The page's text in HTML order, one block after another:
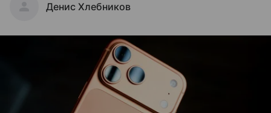
Денис Хлебников